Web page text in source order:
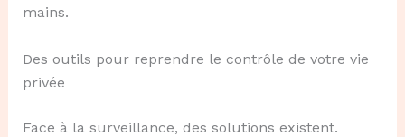
mains.
Des outils pour reprendre le contrôle de votre vie
privée
Face à la surveillance, des solutions existent.